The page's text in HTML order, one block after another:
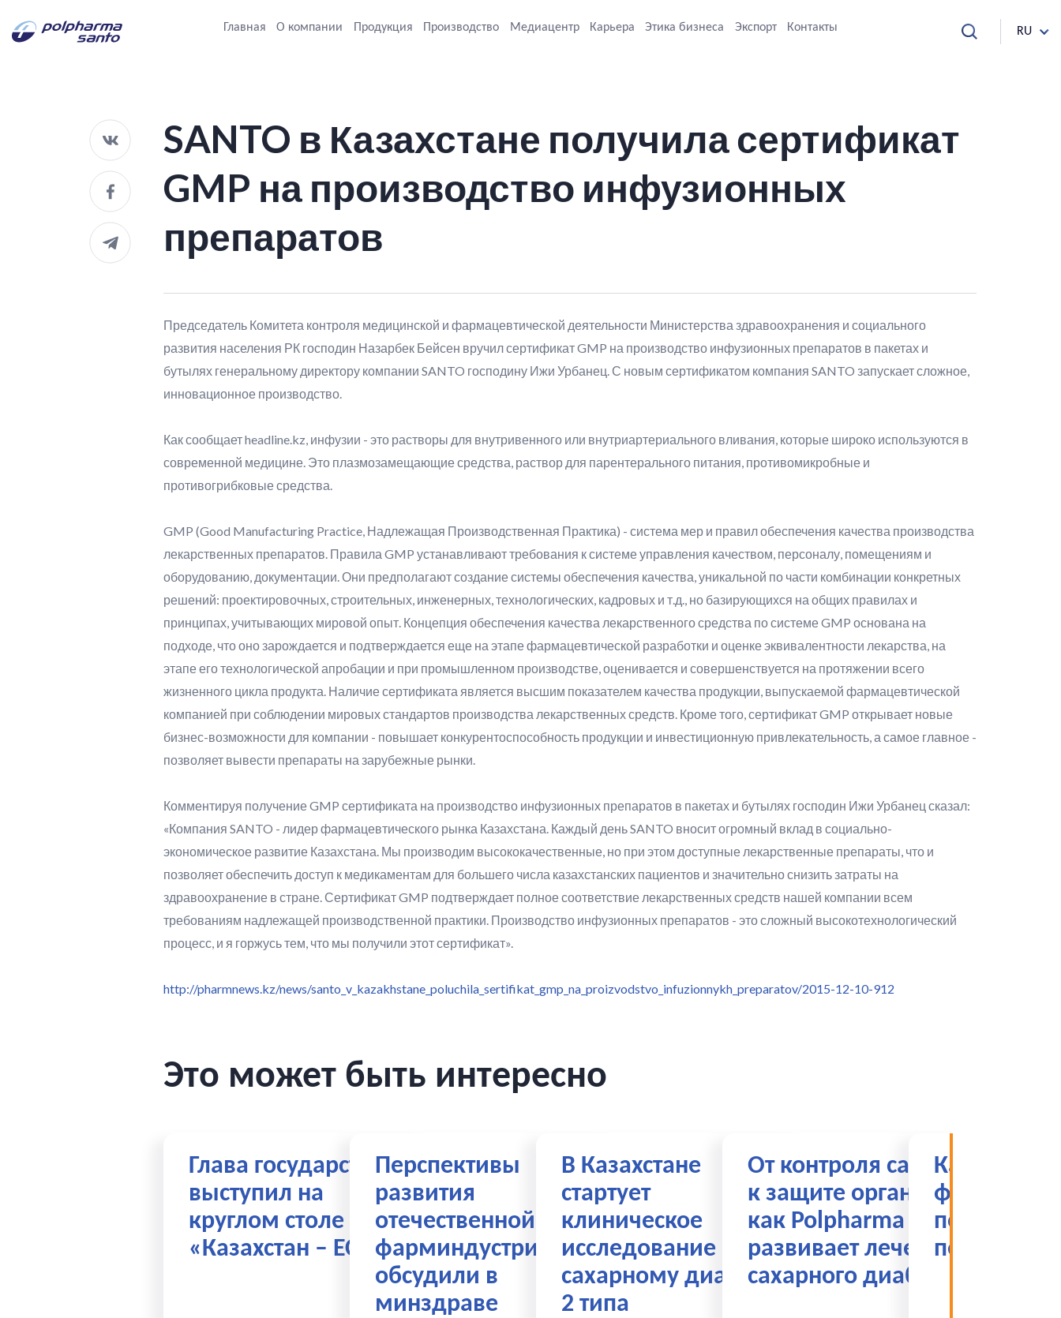
Главная О компании Продукция Производство Медиацентр Карьера Этика бизнеса Экспорт Контакты RU
SANTO в Казахстане получила сертификат
GMP на производство инфузионных
препаратов
Председатель Комитета контроля медицинской и фармацевтической деятельности Министерства здравоохранения и социального
развития населения РК господин Назарбек Бейсен вручил сертификат GMP на производство инфузионных препаратов в пакетах и
бутылях генеральному директору компании SANTO господину Ижи Урбанец. С новым сертификатом компания SANTO запускает сложное,
инновационное производство.
Как сообщает headline.kz, инфузии - это растворы для внутривенного или внутриартериального вливания, которые широко используются в
современной медицине. Это плазмозамещающие средства, раствор для парентерального питания, противомикробные и
противогрибковые средства.
GMP (Good Manufacturing Practice, Надлежащая Производственная Практика) - система мер и правил обеспечения качества производства
лекарственных препаратов. Правила GMP устанавливают требования к системе управления качеством, персоналу, помещениям и
оборудованию, документации. Они предполагают создание системы обеспечения качества, уникальной по части комбинации конкретных
решений: проектировочных, строительных, инженерных, технологических, кадровых и т.д., но базирующихся на общих правилах и
принципах, учитывающих мировой опыт. Концепция обеспечения качества лекарственного средства по системе GMP основана на
подходе, что оно зарождается и подтверждается еще на этапе фармацевтической разработки и оценке эквивалентности лекарства, на
этапе его технологической апробации и при промышленном производстве, оценивается и совершенствуется на протяжении всего
жизненного цикла продукта. Наличие сертификата является высшим показателем качества продукции, выпускаемой фармацевтической
компанией при соблюдении мировых стандартов производства лекарственных средств. Кроме того, сертификат GMP открывает новые
бизнес-возможности для компании - повышает конкурентоспособность продукции и инвестиционную привлекательность, а самое главное -
позволяет вывести препараты на зарубежные рынки.
Комментируя получение GMP сертификата на производство инфузионных препаратов в пакетах и бутылях господин Ижи Урбанец сказал:
«Компания SANTO - лидер фармацевтического рынка Казахстана. Каждый день SANTO вносит огромный вклад в социально-
экономическое развитие Казахстана. Мы производим высококачественные, но при этом доступные лекарственные препараты, что и
позволяет обеспечить доступ к медикаментам для большего числа казахстанских пациентов и значительно снизить затраты на
здравоохранение в стране. Сертификат GMP подтверждает полное соответствие лекарственных средств нашей компании всем
требованиям надлежащей производственной практики. Производство инфузионных препаратов - это сложный высокотехнологический
процесс, и я горжусь тем, что мы получили этот сертификат».
http://pharmnews.kz/news/santo_v_kazakhstane_poluchila_sertifikat_gmp_na_proizvodstvo_infuzionnykh_preparatov/2015-12-10-912
Это может быть интересно
Глава государства
выступил на
круглом столе
«Казахстан – ЕС»
Перспективы
развития
отечественной
фарминдустрии
обсудили в
минздраве
В Казахстане
стартует
клиническое
исследование по
сахарному диабету
2 типа
От контроля сахара
к защите органов:
как Polpharma Santo
развивает лечение
сахарного диабета
пороге
перемен